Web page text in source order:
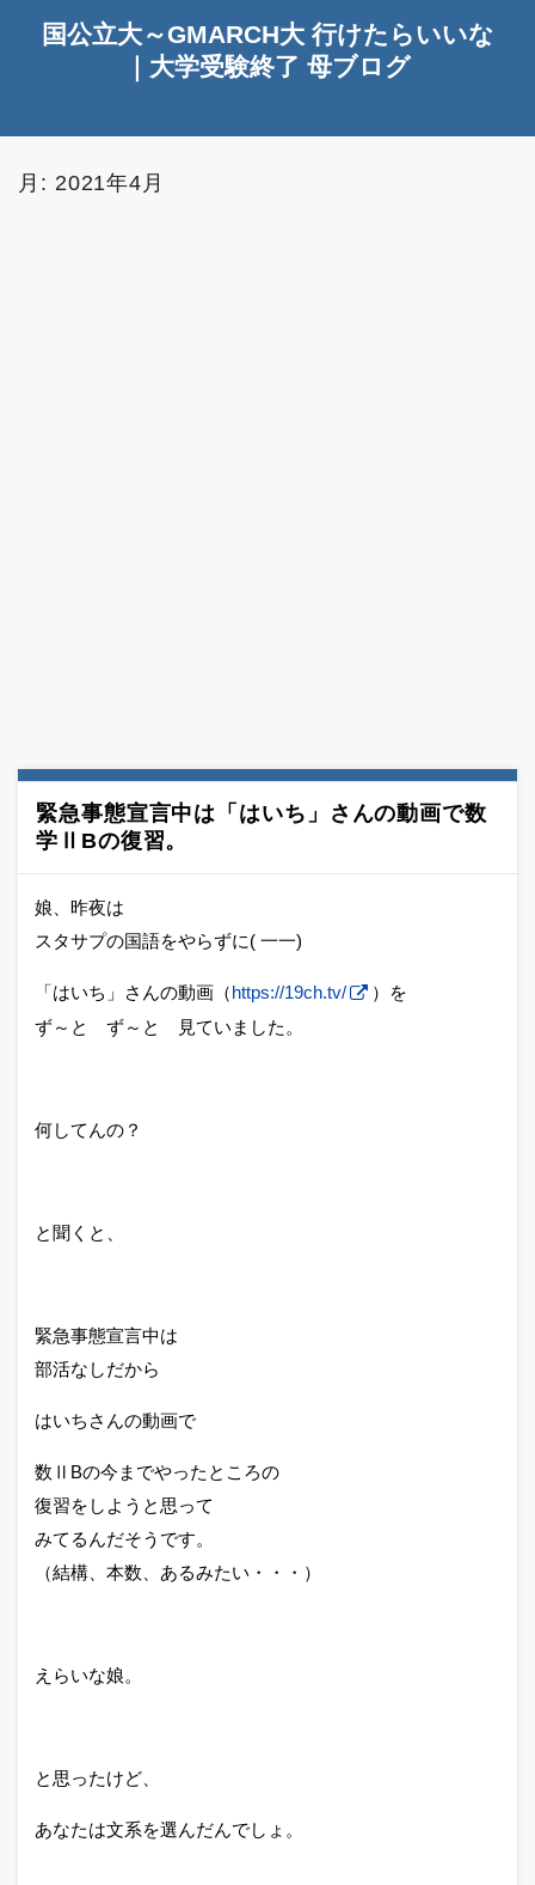
国公立大～GMARCH大 行けたらいいな
｜大学受験終了 母ブログ
月: 2021年4月
緊急事態宣言中は「はいち」さんの動画で数
学ⅡBの復習。
娘、昨夜は
スタサプの国語をやらずに( 一一)
「はいち」さんの動画（https://19ch.tv/
）を
ず～と ず～と 見ていました。
何してんの？
と聞くと、
緊急事態宣言中は
部活なしだから
はいちさんの動画で
数ⅡBの今までやったところの
復習をしようと思って
みてるんだそうです。
（結構、本数、あるみたい・・・）
えらいな娘。
と思ったけど、
あなたは文系を選んだんでしょ。